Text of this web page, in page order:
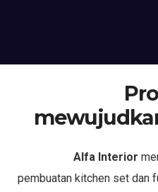
Alfa Interior
pembuatan kitchen set dan